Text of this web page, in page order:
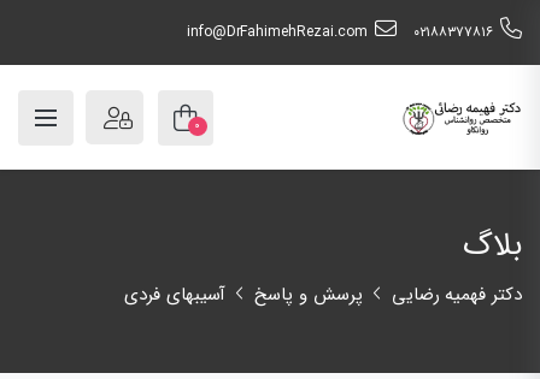
٠٢١٨٨٣٧٧٨١٦ info@DrFahimehRezai.com
۰
بلاگ
دکتر فهمیه رضایی پرسش و پاسخ آسیبهای فردی